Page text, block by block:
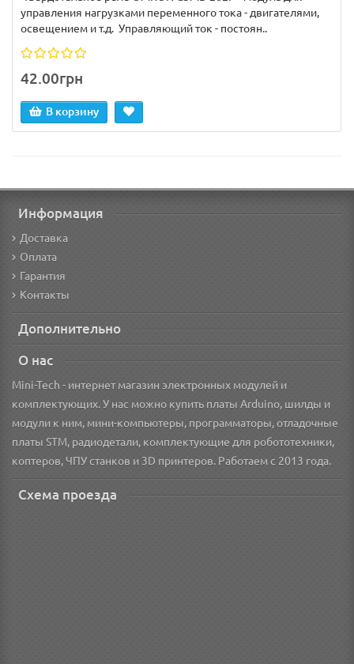
управления нагрузками переменного тока - двигателями,
освещением и т.д. Управляющий ток - постоян..
42.00грн
В корзину
Информация
Доставка
Оплата
Гарантия
Контакты
Дополнительно
О нас
Mini-Tech - интернет магазин электронных модулей и
комплектующих. У нас можно купить платы Arduino, шилды и
модули к ним, мини-компьютеры, программаторы, отладочные
платы STM, радиодетали, комплектующие для робототехники,
коптеров, ЧПУ станков и 3D принтеров. Работаем с 2013 года.
Схема проезда